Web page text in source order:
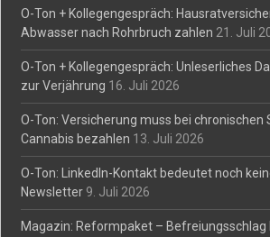
O-Ton + Kollegengespräch:
Abwasser nach Rohrbruch zahlen 21. Juli
O-Ton + Kollegengespräch: Unleserliches
zur Verjährung 16. Juli 2026
O-Ton: Versicherung muss bei chronischen
Cannabis bezahlen 13. Juli 2026
O-Ton: LinkedIn-Kontakt bedeutet noch
Newsletter 9. Juli 2026
Magazin: Reformpaket – Befreiungsschlag